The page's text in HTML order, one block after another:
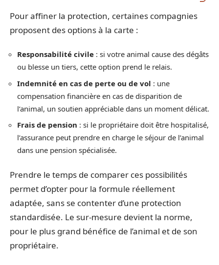
Pour affiner la protection, certaines compagnies
proposent des options à la carte :
Responsabilité civile : si votre animal cause des dégâts
ou blesse un tiers, cette option prend le relais.
Indemnité en cas de perte ou de vol : une
compensation financière en cas de disparition de
l’animal, un soutien appréciable dans un moment délicat.
Frais de pension : si le propriétaire doit être hospitalisé,
l’assurance peut prendre en charge le séjour de l’animal
dans une pension spécialisée.
Prendre le temps de comparer ces possibilités
permet d’opter pour la formule réellement
adaptée, sans se contenter d’une protection
standardisée. Le sur-mesure devient la norme,
pour le plus grand bénéfice de l’animal et de son
propriétaire.